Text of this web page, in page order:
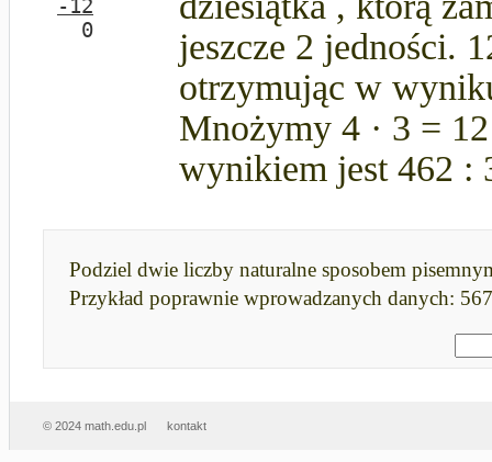
-12
jeszcze 2 jedności.
otrzymując w
Mnożymy 4 · 3 =
wynikiem jest 462 :
Podziel dwie liczby naturalne sposobem
Przykład poprawnie wprowadzanych danych:
© 2024 math.edu.pl kontakt